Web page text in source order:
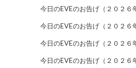
今日のEVEのお告げ（２０２６
今日のEVEのお告げ（２０２６
今日のEVEのお告げ（２０２６
今日のEVEのお告げ（２０２６